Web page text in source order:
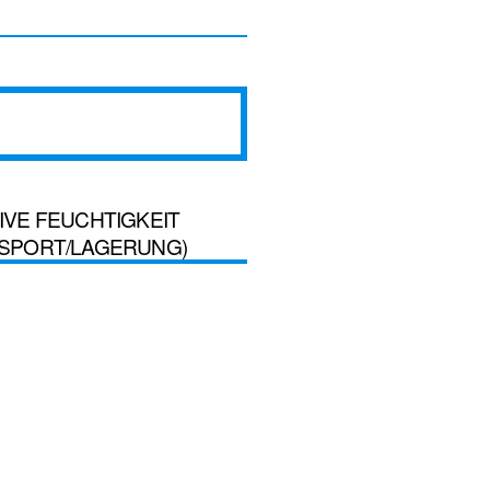
FEUCHTIGKEIT
LAGERUNG)